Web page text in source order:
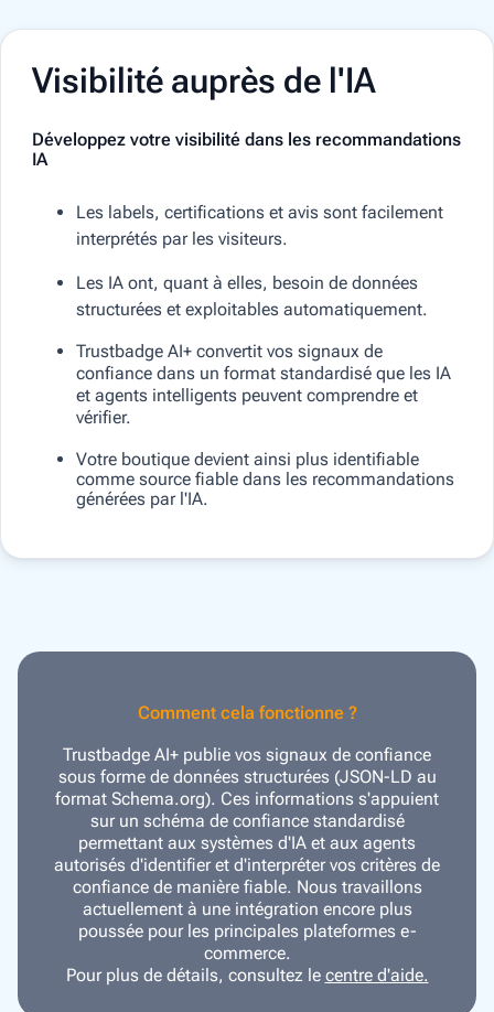
Visibilité auprès de l'IA
Développez votre visibilité dans les recommandations
IA
Les labels, certifications et avis sont facilement
interprétés par les visiteurs.
Les IA ont, quant à elles, besoin de données
structurées et exploitables automatiquement.
Trustbadge AI+ convertit vos signaux de
confiance dans un format standardisé que les IA
et agents intelligents peuvent comprendre et
vérifier.
Votre boutique devient ainsi plus identifiable
comme source fiable dans les recommandations
générées par l'IA.
Comment cela fonctionne ?
Trustbadge AI+ publie vos signaux de confiance
sous forme de données structurées (JSON-LD au
format Schema.org). Ces informations s'appuient
sur un schéma de confiance standardisé
permettant aux systèmes d'IA et aux agents
autorisés d'identifier et d'interpréter vos critères de
confiance de manière fiable. Nous travaillons
actuellement à une intégration encore plus
poussée pour les principales plateformes e-
commerce.
Pour plus de détails, consultez le centre d'aide.